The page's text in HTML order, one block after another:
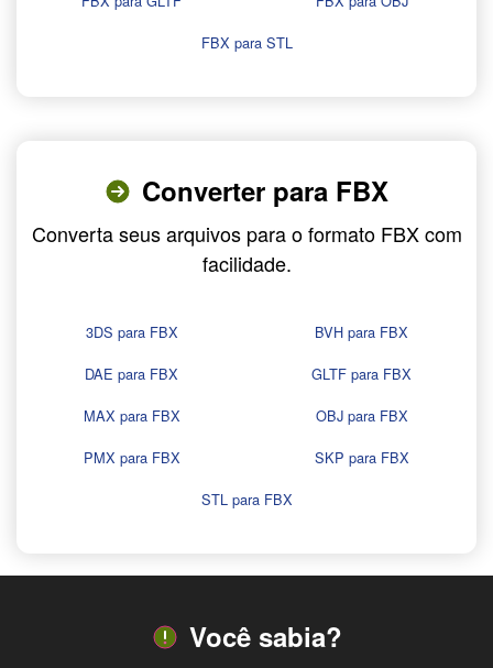
FBX para STL
Converter para FBX
Converta seus arquivos para o formato FBX com
facilidade.
3DS para FBX
BVH para FBX
DAE para FBX
GLTF para FBX
MAX para FBX
OBJ para FBX
PMX para FBX
SKP para FBX
STL para FBX
Você sabia?